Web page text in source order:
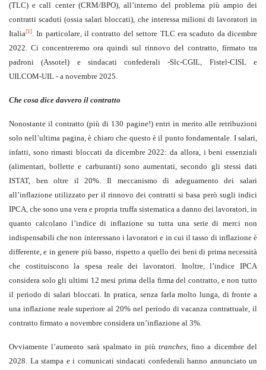
(TLC) e call center (CRM/BPO), all’interno del problema più ampio dei
contratti scaduti (ossia salari bloccati), che interessa milioni di lavoratori in
Italia[1]. In particolare, il contratto del settore TLC era scaduto da dicembre
2022. Ci concentreremo ora quindi sul rinnovo del contratto, firmato tra
padroni (Assotel) e sindacati confederali -Slc‑CGIL, Fistel‑CISL e
UILCOM‑UIL - a novembre 2025.
Che cosa dice davvero il contratto
Nonostante il contratto (più di 130 pagine!) entri in merito alle retribuzioni
solo nell’ultima pagina, è chiaro che questo è il punto fondamentale. I salari,
infatti, sono rimasti bloccati da dicembre 2022: da allora, i beni essenziali
(alimentari, bollette e carburanti) sono aumentati, secondo gli stessi dati
ISTAT, ben oltre il 20%. Il meccanismo di adeguamento dei salari
all’inflazione utilizzato per il rinnovo dei contratti si basa però sugli indici
IPCA, che sono una vera e propria truffa sistematica a danno dei lavoratori, in
quanto calcolano l’indice di inflazione su tutta una serie di merci non
indispensabili che non interessano i lavoratori e in cui il tasso di inflazione è
differente, e in genere più basso, rispetto a quello dei beni di prima necessità
che costituiscono la spesa reale dei lavoratori. Inoltre, l’indice IPCA
considera solo gli ultimi 12 mesi prima della firma del contratto, e non tutto
il periodo di salari bloccati. In pratica, senza farla molto lunga, di fronte a
una inflazione reale superiore al 20% nel periodo di vacanza contrattuale, il
contratto firmato a novembre considera un’inflazione al 3%.
Ovviamente l’aumento sarà spalmato in più tranches, fino a dicembre del
2028. La stampa e i comunicati sindacati confederali hanno annunciato un